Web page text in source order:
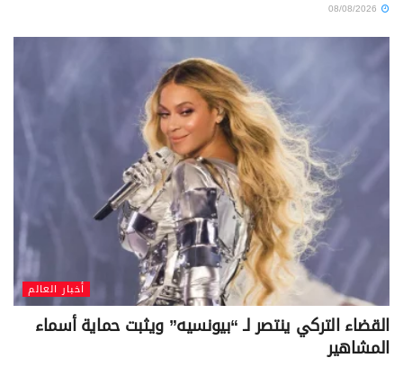
أخبار العالم
القضاء التركي ينتصر لـ “بيونسيه” ويثبت حماية أسماء
المشاهير